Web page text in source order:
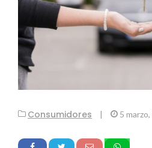
Consumidores | 5